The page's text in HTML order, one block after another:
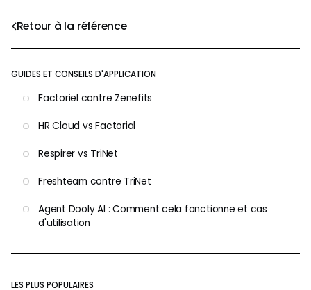
Retour à la référence
GUIDES ET CONSEILS D'APPLICATION
Factoriel contre Zenefits
HR Cloud vs Factorial
Respirer vs TriNet
Freshteam contre TriNet
Agent Dooly AI : Comment cela fonctionne et cas
d'utilisation
LES PLUS POPULAIRES